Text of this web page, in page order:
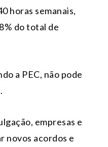
horas semanais,
do total de
a PEC, não pode
empresas e
novos acordos e